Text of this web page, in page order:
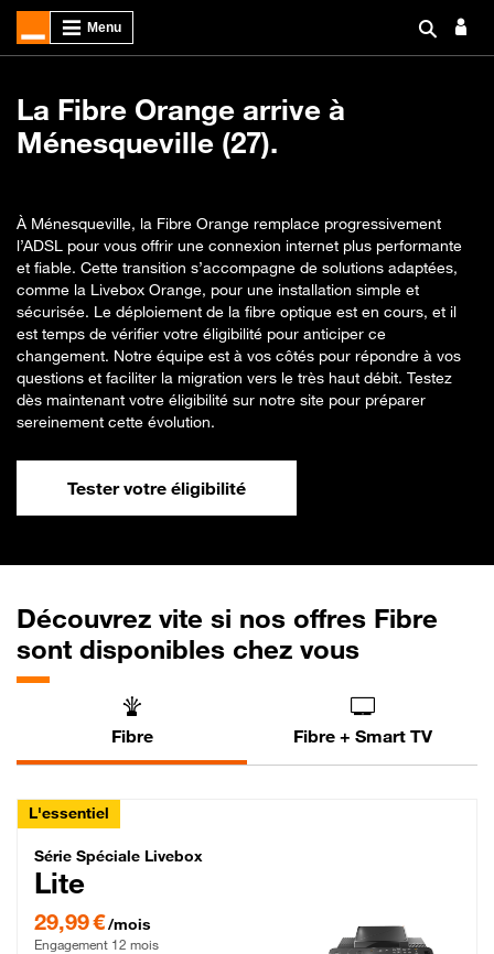
La Fibre Orange arrive à
Ménesqueville (27).
À Ménesqueville, la Fibre Orange remplace progressivement
l’ADSL pour vous offrir une connexion internet plus performante
et fiable. Cette transition s’accompagne de solutions adaptées,
comme la Livebox Orange, pour une installation simple et
sécurisée. Le déploiement de la fibre optique est en cours, et il
est temps de vérifier votre éligibilité pour anticiper ce
changement. Notre équipe est à vos côtés pour répondre à vos
questions et faciliter la migration vers le très haut débit. Testez
dès maintenant votre éligibilité sur notre site pour préparer
sereinement cette évolution.
Tester votre éligibilité
Découvrez vite si nos offres Fibre
sont disponibles chez vous
Fibre Fibre + Smart TV
L'essentiel
Série Spéciale Livebox Lite Fibre
Série Spéciale Livebox
Lite
29,99 €/mois
Engagement 12 mois